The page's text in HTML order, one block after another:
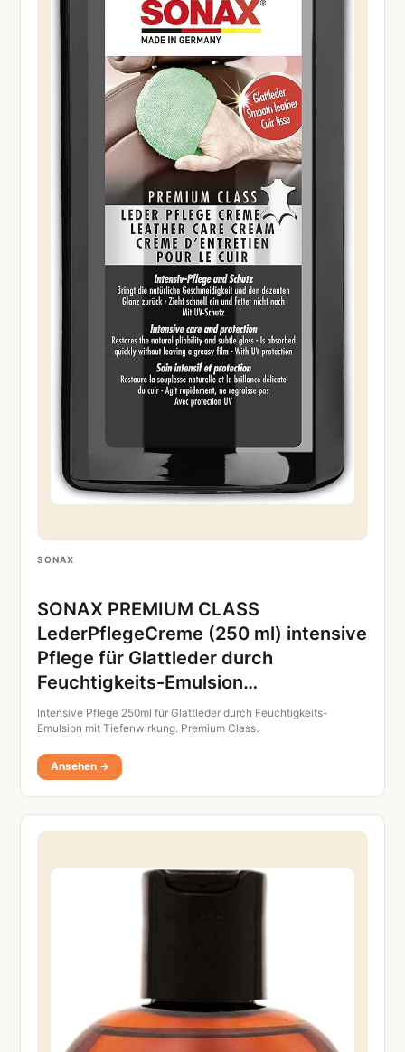
SONAX
SONAX PREMIUM CLASS
LederPflegeCreme (250 ml) intensive
Pflege für Glattleder durch
Feuchtigkeits-Emulsion…
Intensive Pflege 250ml für Glattleder durch Feuchtigkeits-
Emulsion mit Tiefenwirkung. Premium Class.
Ansehen →